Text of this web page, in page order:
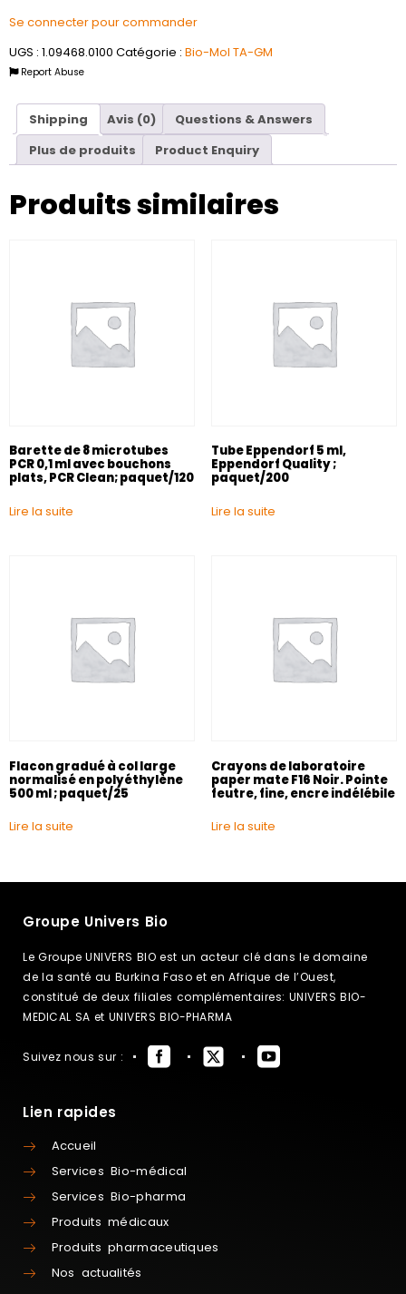
Se connecter pour commander
UGS : 1.09468.0100 Catégorie : Bio-Mol TA-GM
Report Abuse
Shipping Avis (0)
Questions & Answers
Plus de produits
Product Enquiry
Produits similaires
Barette de 8 microtubes
PCR 0,1 ml avec bouchons
plats, PCR Clean; paquet/120
Lire la suite
Tube Eppendorf 5 ml,
Eppendorf Quality ;
paquet/200
Lire la suite
Flacon gradué à col large
normalisé en polyéthylène
500 ml ; paquet/25
Lire la suite
Crayons de laboratoire
paper mate F16 Noir. Pointe
feutre, fine, encre indélébile
Lire la suite
Groupe Univers Bio
Le Groupe UNIVERS BIO est un acteur clé dans le domaine
de la santé au Burkina Faso et en Afrique de l’Ouest,
constitué de deux filiales complémentaires: UNIVERS BIO-
MEDICAL SA et UNIVERS BIO-PHARMA
Suivez nous sur :
Lien rapides
Accueil
Services Bio-médical
Services Bio-pharma
Produits médicaux
Produits pharmaceutiques
Nos actualités